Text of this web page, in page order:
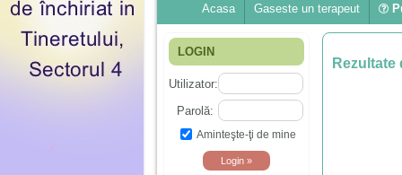
Acasa Gaseste un terapeut
LOGIN
Utilizator:
Parolă:
Aminteşte-ţi de mine
Rezultate